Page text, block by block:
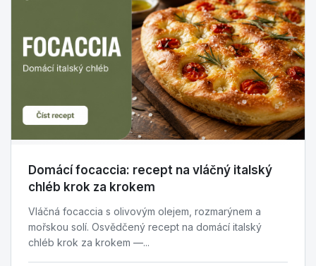
Domácí focaccia: recept na vláčný italský
chléb krok za krokem
Vláčná focaccia s olivovým olejem, rozmarýnem a
mořskou solí. Osvědčený recept na domácí italský
chléb krok za krokem —...